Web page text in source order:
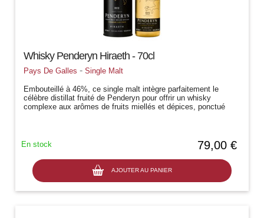
Whisky Penderyn Hiraeth - 70cl
Pays De Galles -Single Malt
Embouteillé à 46%, ce single malt intègre parfaitement le
célèbre distillat fruité de Penderyn pour offrir un whisky
complexe aux arômes de fruits miellés et dépices, ponctué
79,00 €
AJOUTER AU PANIER
En stock